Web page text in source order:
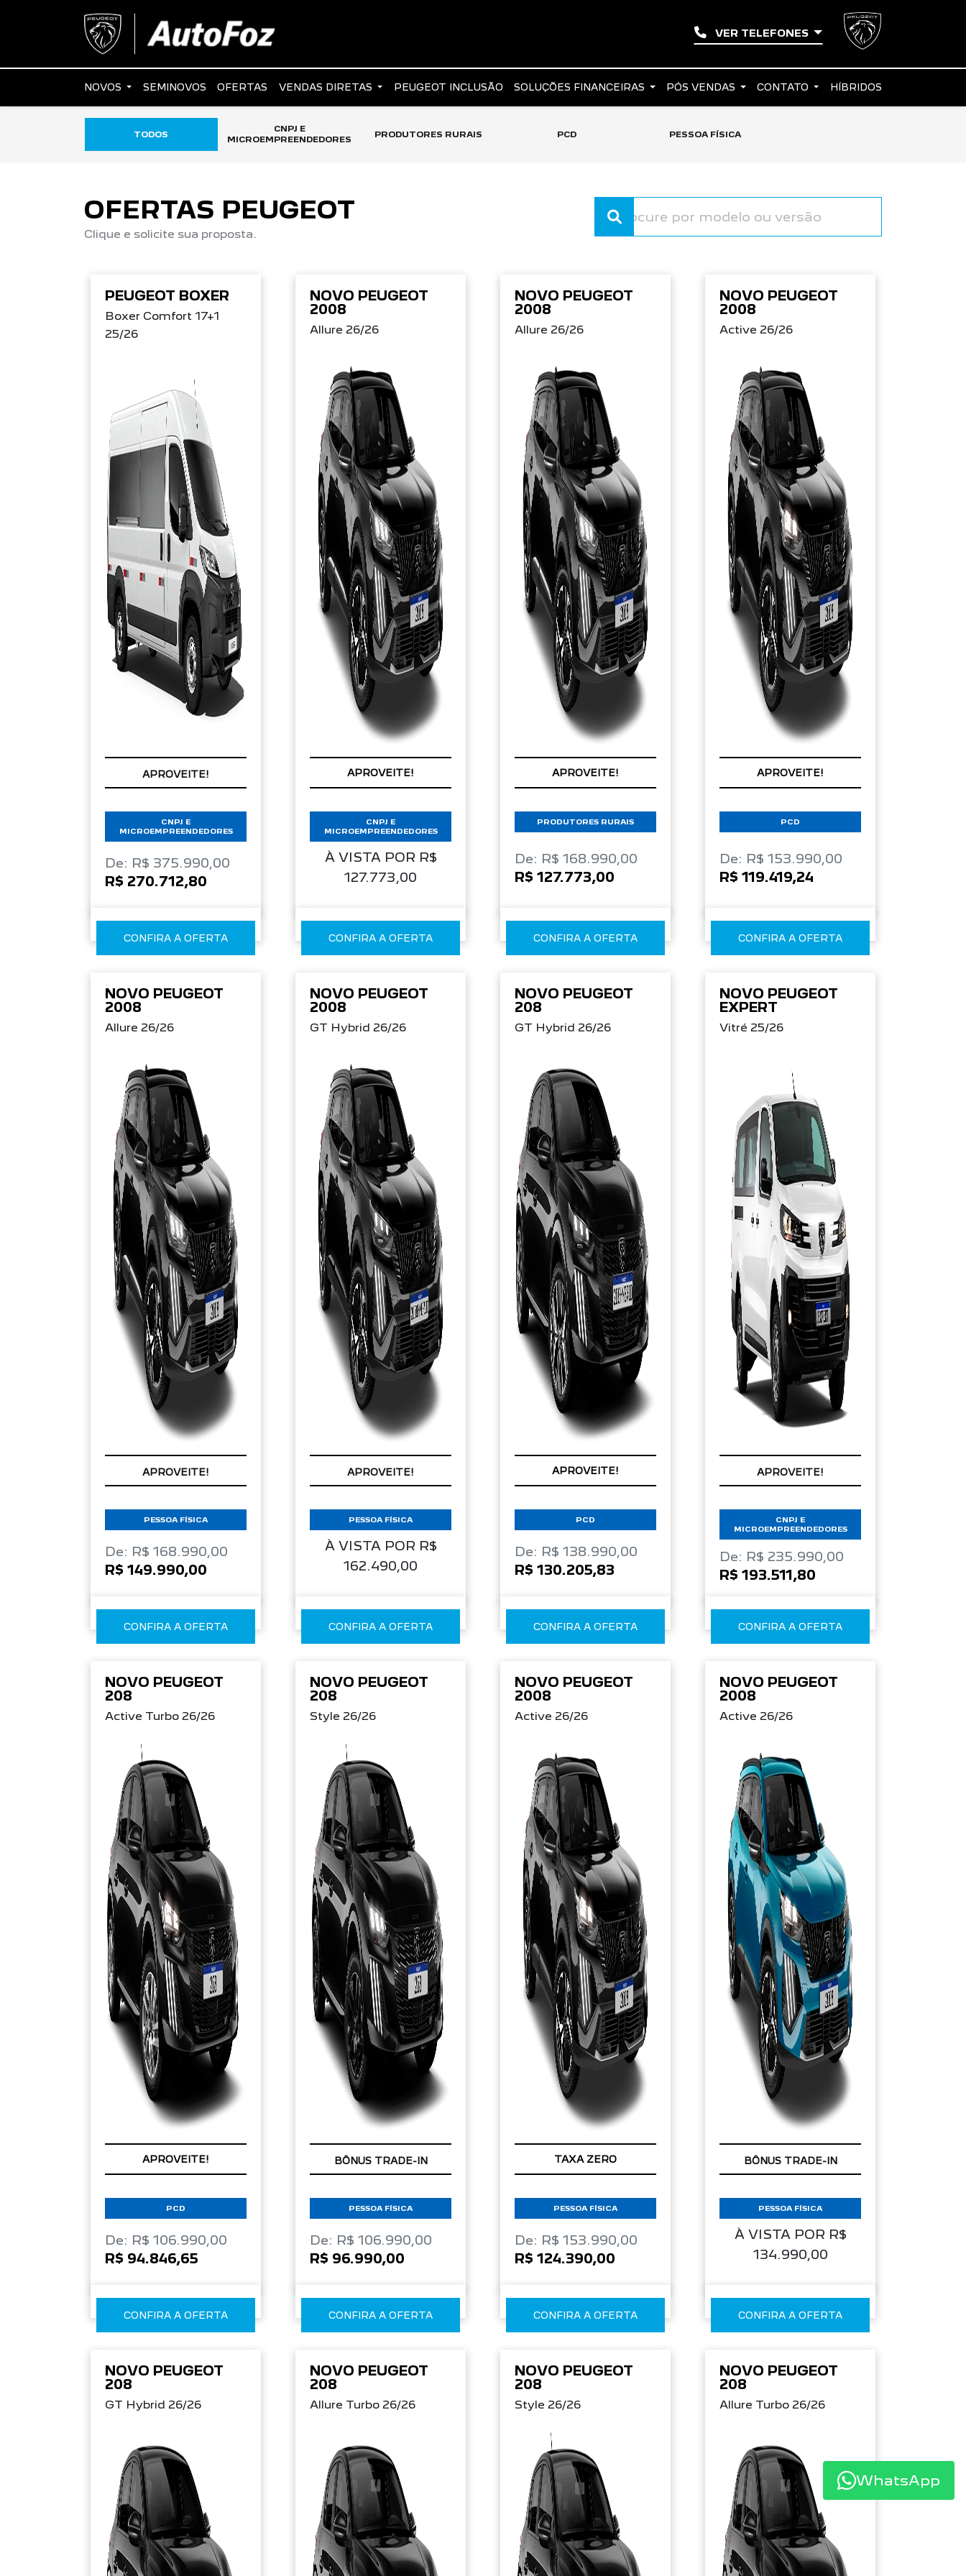
VER TELEFONES
NOVOS SEMINOVOS OFERTAS VENDAS DIRETAS PEUGEOT INCLUSÃO SOLUÇÕES FINANCEIRAS PÓS VENDAS CONTATO HÍBRIDOS
TODOS
CNPJ E
MICROEMPREENDEDORES
PRODUTORES RURAIS PCD PESSOA FÍSICA
OFERTAS PEUGEOT
Clique e solicite sua proposta.
PEUGEOT BOXER
Boxer Comfort 17+1
25/26
APROVEITE!
CNPJ E
MICROEMPREENDEDORES
De: R$ 375.990,00
R$ 270.712,80
CONFIRA A OFERTA
NOVO PEUGEOT
2008
Allure 26/26
APROVEITE!
À VISTA POR R$
127.773,00
CNPJ E
MICROEMPREENDEDORES
CONFIRA A OFERTA
NOVO PEUGEOT
2008
Allure 26/26
APROVEITE!
PRODUTORES RURAIS
De: R$ 168.990,00
R$ 127.773,00
CONFIRA A OFERTA
NOVO PEUGEOT
2008
Active 26/26
APROVEITE!
PCD
De: R$ 153.990,00
R$ 119.419,24
CONFIRA A OFERTA
NOVO PEUGEOT
2008
Allure 26/26
APROVEITE!
PESSOA FÍSICA
De: R$ 168.990,00
R$ 149.990,00
CONFIRA A OFERTA
NOVO PEUGEOT
2008
GT Hybrid 26/26
APROVEITE!
À VISTA POR R$
162.490,00
PESSOA FÍSICA
CONFIRA A OFERTA
NOVO PEUGEOT
208
GT Hybrid 26/26
APROVEITE!
PCD
De: R$ 138.990,00
R$ 130.205,83
CONFIRA A OFERTA
NOVO PEUGEOT
EXPERT
Vitré 25/26
APROVEITE!
CNPJ E
MICROEMPREENDEDORES
De: R$ 235.990,00
R$ 193.511,80
CONFIRA A OFERTA
NOVO PEUGEOT
208
Active Turbo 26/26
APROVEITE!
PCD
De: R$ 106.990,00
R$ 94.846,65
CONFIRA A OFERTA
NOVO PEUGEOT
208
Style 26/26
BÔNUS TRADE-IN
PESSOA FÍSICA
De: R$ 106.990,00
R$ 96.990,00
CONFIRA A OFERTA
NOVO PEUGEOT
2008
Active 26/26
TAXA ZERO
PESSOA FÍSICA
De: R$ 153.990,00
R$ 124.390,00
CONFIRA A OFERTA
NOVO PEUGEOT
2008
Active 26/26
BÔNUS TRADE-IN
À VISTA POR R$
134.990,00
PESSOA FÍSICA
CONFIRA A OFERTA
NOVO PEUGEOT
208
GT Hybrid 26/26
NOVO PEUGEOT
208
Allure Turbo 26/26
NOVO PEUGEOT
208
Style 26/26
NOVO PEUGEOT
208
Allure Turbo 26/26
WhatsApp